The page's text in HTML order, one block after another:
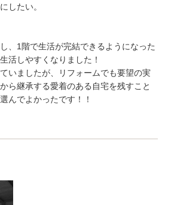
したい。
、1階で生活が完結できるようになった
活しやすくなりました！
いましたが、リフォームでも要望の実
ら継承する愛着のある自宅を残すこと
んでよかったです！！